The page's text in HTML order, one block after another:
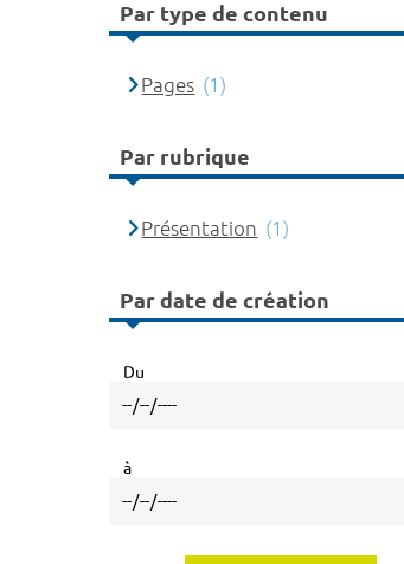
Par type de contenu
Pages (1)
Par rubrique
Présentation (1)
Par date de création
Du
à